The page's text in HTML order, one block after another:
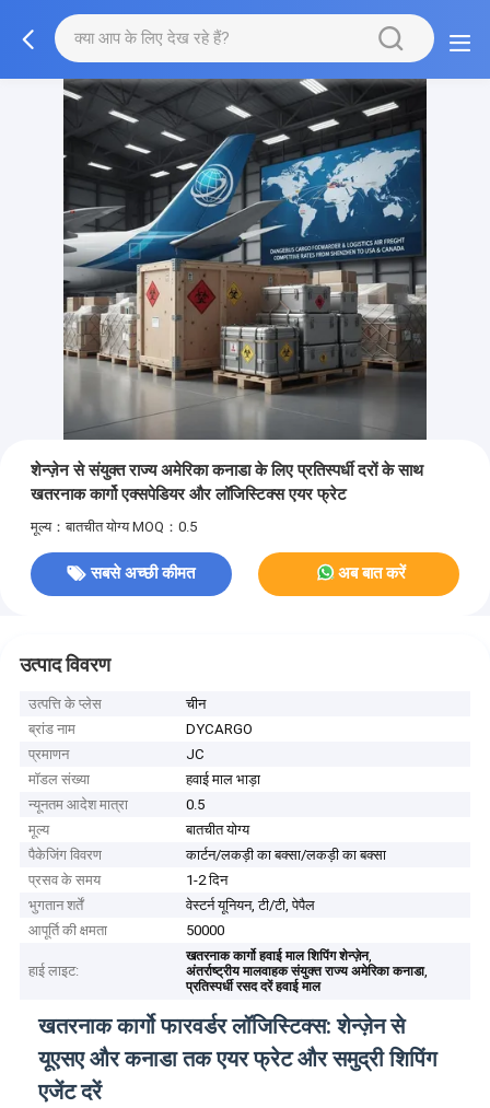
शेन्ज़ेन से संयुक्त राज्य अमेरिका कनाडा के लिए प्रतिस्पर्धी दरों के साथ
खतरनाक कार्गो एक्सपेडियर और लॉजिस्टिक्स एयर फ्रेट
मूल्य：बातचीत योग्य MOQ：0.5
सबसे अच्छी कीमत अब बात करें
उत्पाद विवरण
उत्पत्ति के प्लेस
चीन
ब्रांड नाम
DYCARGO
प्रमाणन
JC
मॉडल संख्या
हवाई माल भाड़ा
न्यूनतम आदेश मात्रा
0.5
मूल्य
बातचीत योग्य
पैकेजिंग विवरण
कार्टन/लकड़ी का बक्सा/लकड़ी का बक्सा
प्रसव के समय
1-2 दिन
भुगतान शर्तें
वेस्टर्न यूनियन, टी/टी, पेपैल
आपूर्ति की क्षमता
50000
हाई लाइट:
खतरनाक कार्गो हवाई माल शिपिंग शेन्ज़ेन,
अंतर्राष्ट्रीय मालवाहक संयुक्त राज्य अमेरिका कनाडा,
प्रतिस्पर्धी रसद दरें हवाई माल
खतरनाक कार्गो फारवर्डर लॉजिस्टिक्स: शेन्ज़ेन से
यूएसए और कनाडा तक एयर फ्रेट और समुद्री शिपिंग
एजेंट दरें